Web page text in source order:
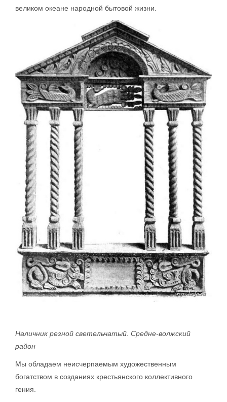
великом океане народной бытовой жизни.
Наличник резной светельчатый. Средне-волжский
район
Мы обладаем неисчерпаемым художественным
богатством в созданиях крестьянского коллективного
гения.